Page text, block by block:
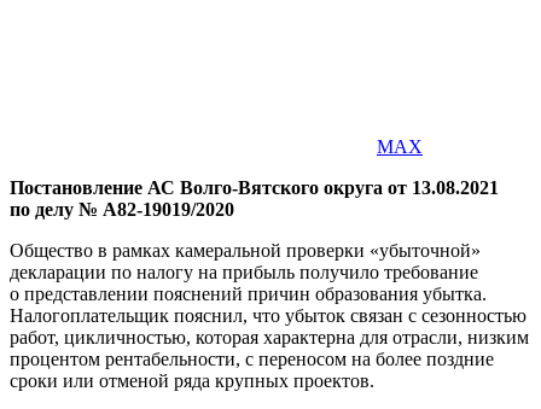
MAX
Постановление АС Волго-Вятского округа от 13.08.2021
по делу № А82-19019/2020
Общество в рамках камеральной проверки «убыточной»
декларации по налогу на прибыль получило требование
о представлении пояснений причин образования убытка.
Налогоплательщик пояснил, что убыток связан с сезонностью
работ, цикличностью, которая характерна для отрасли, низким
процентом рентабельности, с переносом на более поздние
сроки или отменой ряда крупных проектов.